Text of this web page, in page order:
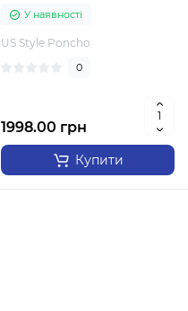
У наявності
US Style Poncho
0
1998.00 грн
Купити